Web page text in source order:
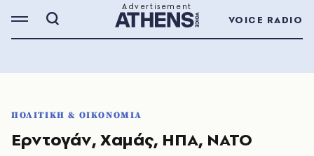
VOICE RADIO
ΠΟΛΙΤΙΚΗ & ΟΙΚΟΝΟΜΙΑ
Ερντογάν, Χαμάς, ΗΠΑ, ΝΑΤΟ